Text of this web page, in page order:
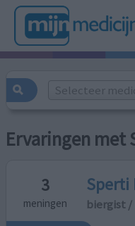
Selecteer
Ervaringen met
3
meningen
Sperti
biergist /